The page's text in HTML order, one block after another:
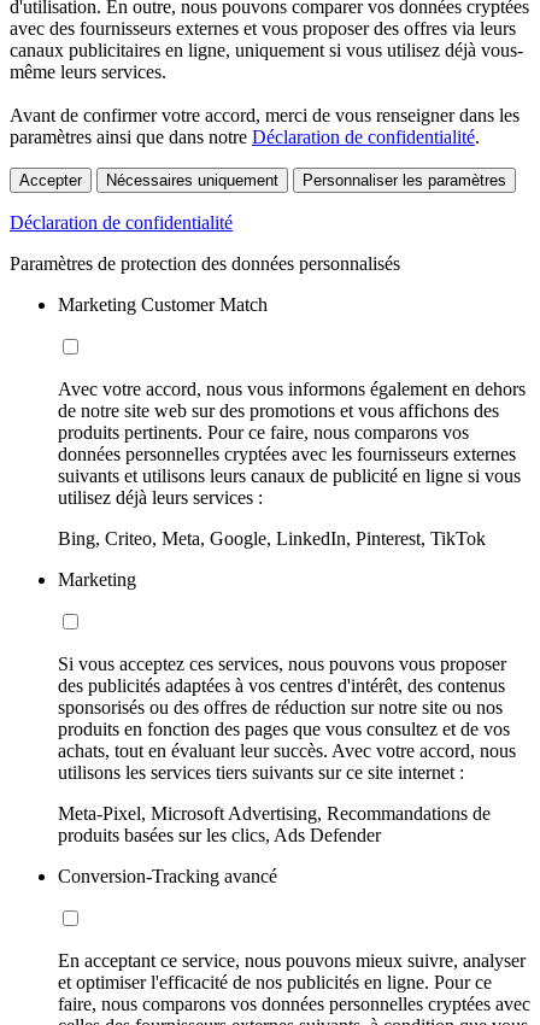
d'utilisation. En outre, nous pouvons comparer vos données cryptées
avec des fournisseurs externes et vous proposer des offres via leurs
canaux publicitaires en ligne, uniquement si vous utilisez déjà vous-
même leurs services.
Avant de confirmer votre accord, merci de vous renseigner dans les
paramètres ainsi que dans notre Déclaration de confidentialité.
Accepter Nécessaires uniquement Personnaliser les paramètres
Déclaration de confidentialité
Paramètres de protection des données personnalisés
Marketing Customer Match
Avec votre accord, nous vous informons également en dehors
de notre site web sur des promotions et vous affichons des
produits pertinents. Pour ce faire, nous comparons vos
données personnelles cryptées avec les fournisseurs externes
suivants et utilisons leurs canaux de publicité en ligne si vous
utilisez déjà leurs services :
Bing, Criteo, Meta, Google, LinkedIn, Pinterest, TikTok
Marketing
Si vous acceptez ces services, nous pouvons vous proposer
des publicités adaptées à vos centres d'intérêt, des contenus
sponsorisés ou des offres de réduction sur notre site ou nos
produits en fonction des pages que vous consultez et de vos
achats, tout en évaluant leur succès. Avec votre accord, nous
utilisons les services tiers suivants sur ce site internet :
Meta-Pixel, Microsoft Advertising, Recommandations de
produits basées sur les clics, Ads Defender
Conversion-Tracking avancé
En acceptant ce service, nous pouvons mieux suivre, analyser
et optimiser l'efficacité de nos publicités en ligne. Pour ce
faire, nous comparons vos données personnelles cryptées avec